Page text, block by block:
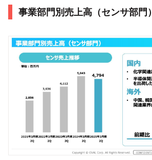
事業部門別売上高（センサ部門）